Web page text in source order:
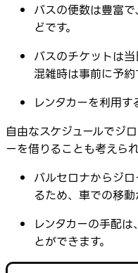
バスの便数は豊富
どです。
バスのチケットは当
混雑時は事前に予約
レンタカーを利用す
自由なスケジュールでジ
ーを借りることも考えられ
バルセロナからジ
るため、車での移動
レンタカーの手配
とができます。